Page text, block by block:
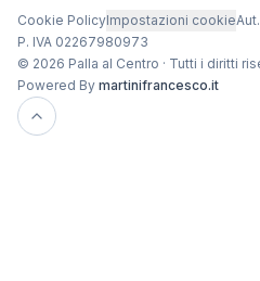
Cookie PolicyImpostazioni cookie
P. IVA 02267980973
© 2026 Palla al Centro · Tutti i diritti
Powered By martinifrancesco.it